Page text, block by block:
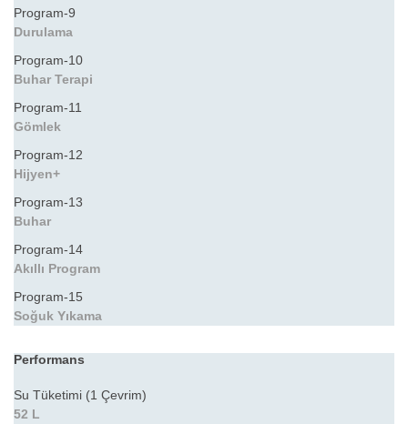
Program-9
Durulama
Program-10
Buhar Terapi
Program-11
Gömlek
Program-12
Hijyen+
Program-13
Buhar
Program-14
Akıllı Program
Program-15
Soğuk Yıkama
Performans
Su Tüketimi (1 Çevrim)
52 L